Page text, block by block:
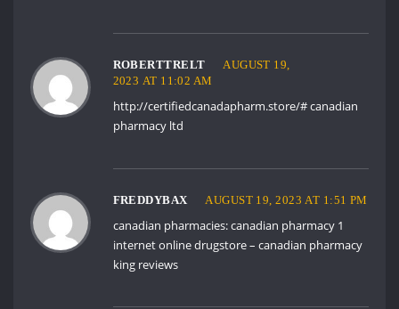
ROBERTTRELT
AUGUST 19,
2023 AT 11:02 AM
http://certifiedcanadapharm.store/#canadian
pharmacy ltd
FREDDYBAX AUGUST 19, 2023 AT 1:51 PM
canadian pharmacies:canadian pharmacy 1
internet online drugstore– canadian pharmacy
king reviews